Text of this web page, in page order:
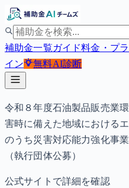
補助金一覧ガイド料金・プ
イン
無料AI診断
令和８年度石油製品販売業
害時に備えた地域における
のうち災害対応能力強化事
（執行団体公募）
公式サイトで詳細を確認